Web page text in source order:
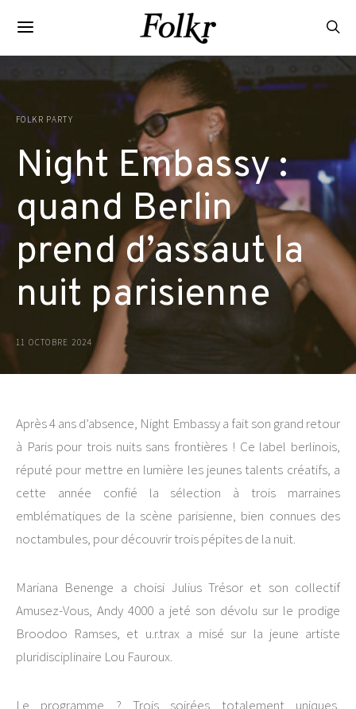
FOLKR PARTY
Night Embassy :
quand Berlin
prend d’assaut la
nuit parisienne
11 OCTOBRE 2024
Après 4 ans d’absence, Night Embassy a fait son grand retour
à Paris pour trois nuits sans frontières ! Ce label berlinois,
réputé pour mettre en lumière les jeunes talents créatifs, a
cette année confié la sélection à trois marraines
emblématiques de la scène parisienne, bien connues des
noctambules, pour découvrir trois pépites de la nuit.
Mariana Benenge a choisi Julius Trésor et son collectif
Amusez-Vous, Andy 4000 a jeté son dévolu sur le prodige
Broodoo Ramses, et u.r.trax a misé sur la jeune artiste
pluridisciplinaire Lou Fauroux.
Le programme ? Trois soirées totalement uniques,